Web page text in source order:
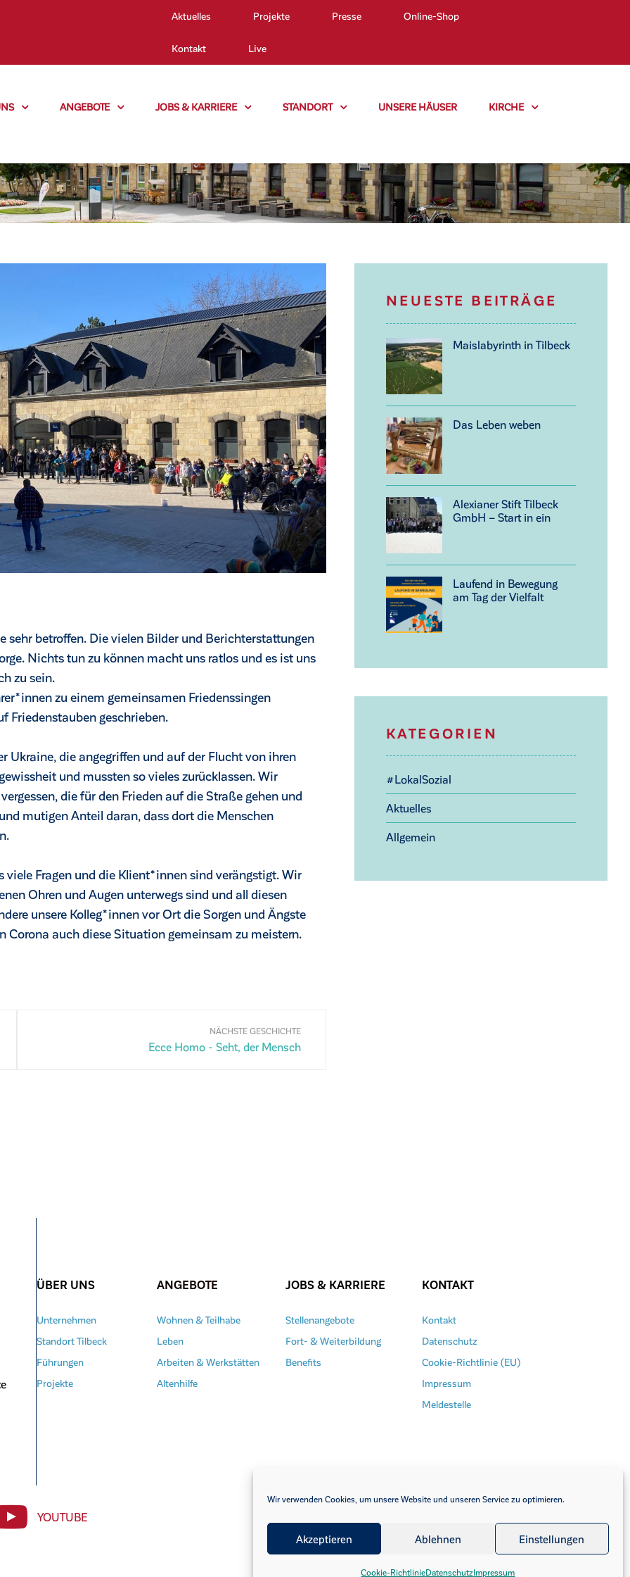
Wir verwenden Cookies, um unsere Website und unseren Service zu optimieren.
Akzeptieren Ablehnen Einstellungen
Cookie-RichtlinieDatenschutzImpressum
Aktuelles Projekte Presse Online-Shop
Kontakt Live
ANGEBOTE JOBS & KARRIERE STANDORT UNSERE HÄUSER KIRCHE
betroffen. Die vielen Bilder und Berichterstattungen
Nichts tun zu können macht uns ratlos und es ist uns
zu sein.
zu einem gemeinsamen Friedenssingen
Friedenstauben geschrieben.
die angegriffen und auf der Flucht von ihren
und mussten so vieles zurücklassen. Wir
die für den Frieden auf die Straße gehen und
mutigen Anteil daran, dass dort die Menschen
viele Fragen und die Klient*innen sind verängstigt. Wir
Ohren und Augen unterwegs sind und all diesen
unsere Kolleg*innen vor Ort die Sorgen und Ängste
Corona auch diese Situation gemeinsam zu meistern.
NÄCHSTE GESCHICHTE
Ecce Homo - Seht, der Mensch
NEUESTE BEITRÄGE
Maislabyrinth in Tilbeck
Das Leben weben
Alexianer Stift Tilbeck
GmbH – Start in ein
Laufend in Bewegung
am Tag der Vielfalt
KATEGORIEN
#LokalSozial
Aktuelles
Allgemein
ÜBER UNS
Unternehmen
Standort Tilbeck
Führungen
Projekte
ANGEBOTE
Wohnen & Teilhabe
Leben
Arbeiten & Werkstätten
Altenhilfe
JOBS & KARRIERE
Stellenangebote
Fort- & Weiterbildung
Benefits
KONTAKT
Kontakt
Datenschutz
Cookie-Richtlinie (EU)
Impressum
Meldestelle
YOUTUBE